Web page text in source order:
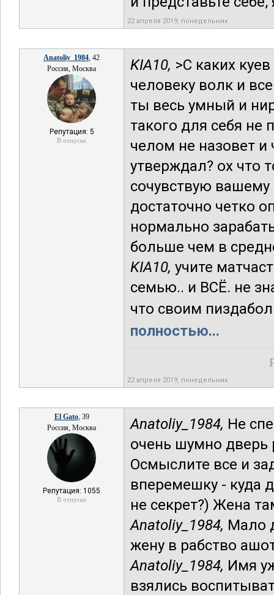
22 апреля 2019, понедельник
Anatoliy_1984, 42
Россия, Москва
Репутация: 5
В отпуске
KIA10, >С каких
человеку волк и
ты весь умный и
такого для себя не
челом не назовет и
утверждал? ох что
сочувствую вашему
достаточно четко
нормально
больше чем в
KIA10, учите
семью.. и ВСЁ. не
что своим
полностью...
22 апреля 2019, понедельник
El Gato, 39
Россия, Москва
Репутация: 1055
В отпуске
Anatoliy_1984, Не
очень шумно дверь
Осмыслите все и
вперемешку - куда
не секрет?) Жена
Anatoliy_1984, Мало
жену в рабство
Anatoliy_1984, Имя
взялись